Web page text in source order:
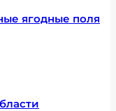
ягодные поля